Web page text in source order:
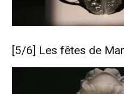
[5/6] Les fêtes de